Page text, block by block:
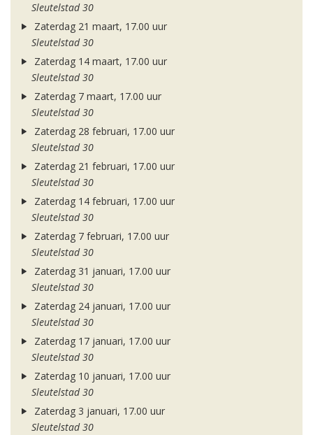
Sleutelstad 30
Zaterdag 21 maart, 17.00 uur
Sleutelstad 30
Zaterdag 14 maart, 17.00 uur
Sleutelstad 30
Zaterdag 7 maart, 17.00 uur
Sleutelstad 30
Zaterdag 28 februari, 17.00 uur
Sleutelstad 30
Zaterdag 21 februari, 17.00 uur
Sleutelstad 30
Zaterdag 14 februari, 17.00 uur
Sleutelstad 30
Zaterdag 7 februari, 17.00 uur
Sleutelstad 30
Zaterdag 31 januari, 17.00 uur
Sleutelstad 30
Zaterdag 24 januari, 17.00 uur
Sleutelstad 30
Zaterdag 17 januari, 17.00 uur
Sleutelstad 30
Zaterdag 10 januari, 17.00 uur
Sleutelstad 30
Zaterdag 3 januari, 17.00 uur
Sleutelstad 30